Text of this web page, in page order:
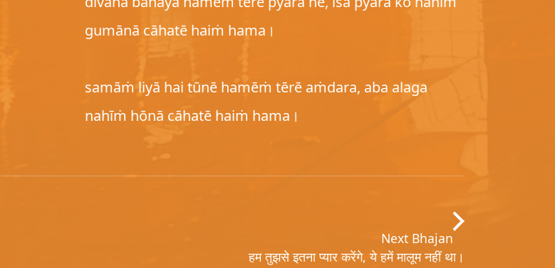
gumānā cāhatē haiṁ hama।
samāṁ liyā hai tūnē hamēṁ tērē aṁdara, aba alaga
nahīṁ hōnā cāhatē haiṁ hama।
Next Bhajan
हम तुझसे इतना प्यार करेंगे, ये हमें मालूम नहीं था।